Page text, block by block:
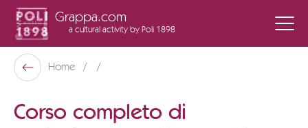
Grappa.com
a cultural activity by Poli 1898
Poli Museo Della Grappa
Back
Home
Corso completo di